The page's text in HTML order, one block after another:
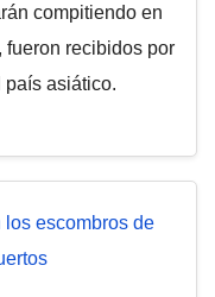
compitiendo en
fueron recibidos por
país asiático.